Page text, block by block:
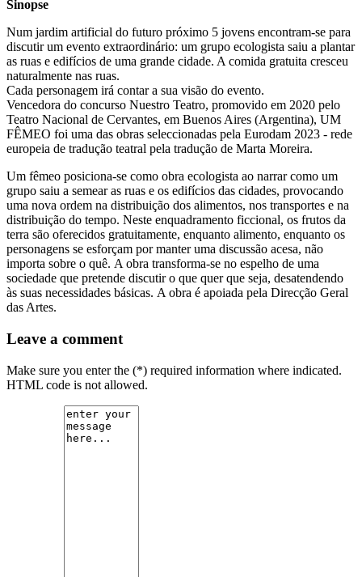
Sinopse
Num jardim artificial do futuro próximo 5 jovens encontram-se para
discutir um evento extraordinário: um grupo ecologista saiu a plantar
as ruas e edifícios de uma grande cidade. A comida gratuita cresceu
naturalmente nas ruas.
Cada personagem irá contar a sua visão do evento.
Vencedora do concurso Nuestro Teatro, promovido em 2020 pelo
Teatro Nacional de Cervantes, em Buenos Aires (Argentina), UM
FÊMEO foi uma das obras seleccionadas pela Eurodam 2023 - rede
europeia de tradução teatral pela tradução de Marta Moreira.
Um fêmeo posiciona-se como obra ecologista ao narrar como um
grupo saiu a semear as ruas e os edifícios das cidades, provocando
uma nova ordem na distribuição dos alimentos, nos transportes e na
distribuição do tempo. Neste enquadramento ficcional, os frutos da
terra são oferecidos gratuitamente, enquanto alimento, enquanto os
personagens se esforçam por manter uma discussão acesa, não
importa sobre o quê. A obra transforma-se no espelho de uma
sociedade que pretende discutir o que quer que seja, desatendendo
às suas necessidades básicas. A obra é apoiada pela Direcção Geral
das Artes.
Leave a comment
Make sure you enter the (*) required information where indicated.
HTML code is not allowed.